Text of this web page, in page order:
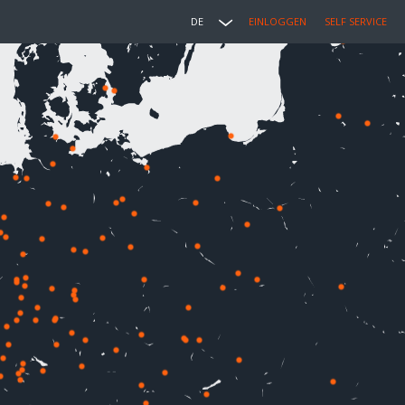
DE EINLOGGEN SELF SERVICE